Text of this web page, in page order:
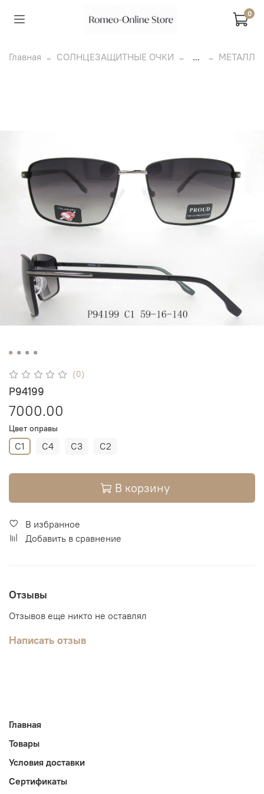
0
Главная СОЛНЦЕЗАЩИТНЫЕ ОЧКИ ... МЕТАЛЛ
(0)
P94199
7000.00
Цвет оправы
C1 C4 C3 C2
В корзину
В избранное
Добавить в сравнение
Отзывы
Отзывов еще никто не оставлял
Написать отзыв
Главная
Товары
Условия доставки
Сертификаты